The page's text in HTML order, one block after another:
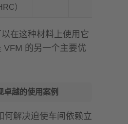
）
在这种材料上使用它
的另一个主要优
卓越的使用案例
何解决迫使车间依赖立